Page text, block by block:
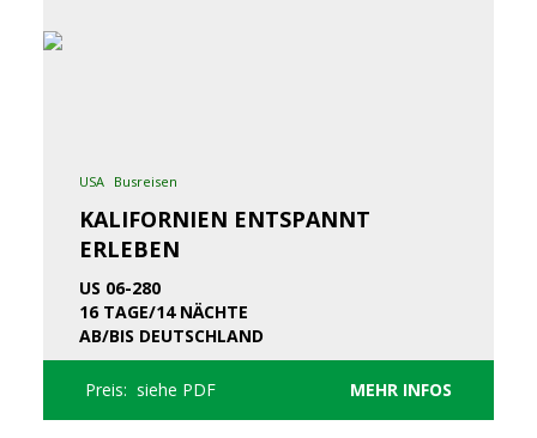
USA Busreisen
KALIFORNIEN ENTSPANNT
ERLEBEN
US 06-280
16 TAGE/14 NÄCHTE
AB/BIS DEUTSCHLAND
Preis: siehe PDF MEHR INFOS